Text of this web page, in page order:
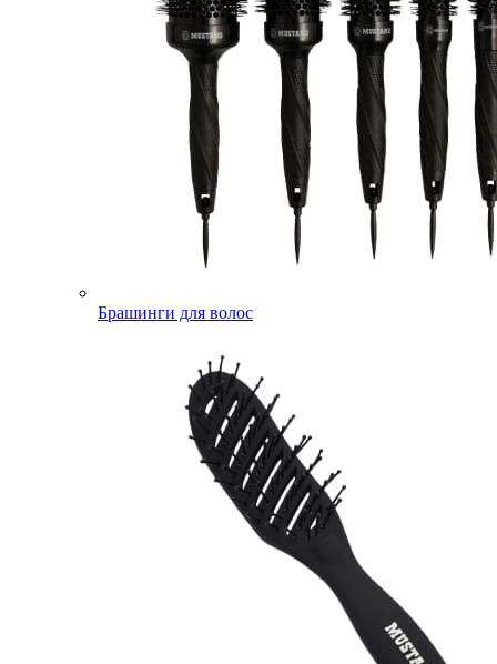
Брашинги для волос